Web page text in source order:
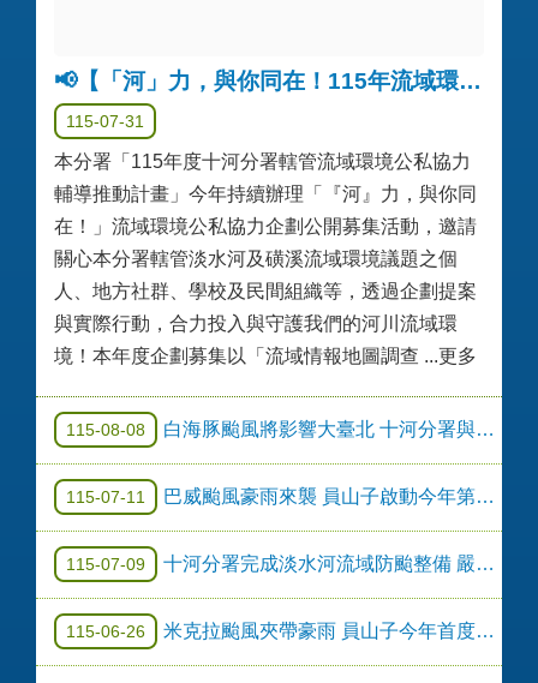
📢【「河」力，與你同在！115年流域環境公私協力企劃募集】入選名單公告
115-07-31
本分署「115年度十河分署轄管流域環境公私協力
輔導推動計畫」今年持續辦理「『河』力，與你同
在！」流域環境公私協力企劃公開募集活動，邀請
關心本分署轄管淡水河及磺溪流域環境議題之個
人、地方社群、學校及民間組織等，透過企劃提案
與實際行動，合力投入與守護我們的河川流域環
境！本年度企劃募集以「流域情報地圖調查 ...更多
115-08-08 白海豚颱風將影響大臺北 十河分署與地方政府攜手防汛守護民眾家園安全
115-07-11 巴威颱風豪雨來襲 員山子啟動今年第2次分洪 守護大臺北防洪安全
115-07-09 十河分署完成淡水河流域防颱整備 嚴陣以待巴威颱風
115-06-26 米克拉颱風夾帶豪雨 員山子今年首度分洪